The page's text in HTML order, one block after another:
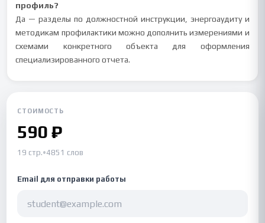
профиль?
Да — разделы по должностной инструкции, энергоаудиту и
методикам профилактики можно дополнить измерениями и
схемами конкретного объекта для оформления
специализированного отчета.
СТОИМОСТЬ
590 ₽
19 стр.•4851 слов
Email для отправки работы